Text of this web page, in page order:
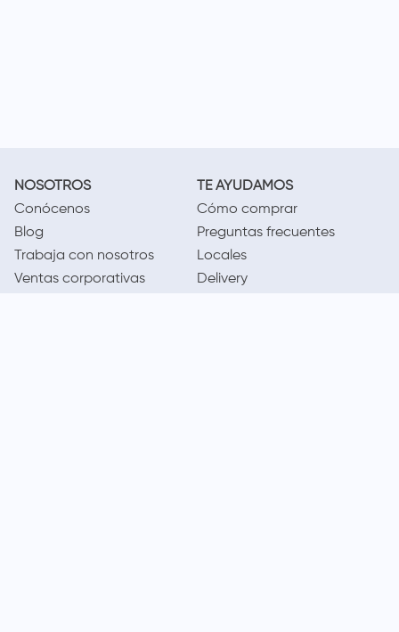
NOSOTROS
Conócenos
Blog
Trabaja con nosotros
Ventas corporativas
TE AYUDAMOS
Cómo comprar
Preguntas frecuentes
Locales
Delivery